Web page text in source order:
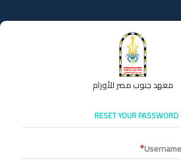
معهد جنوب مصر للأورام
RESET YOUR PASSWORD